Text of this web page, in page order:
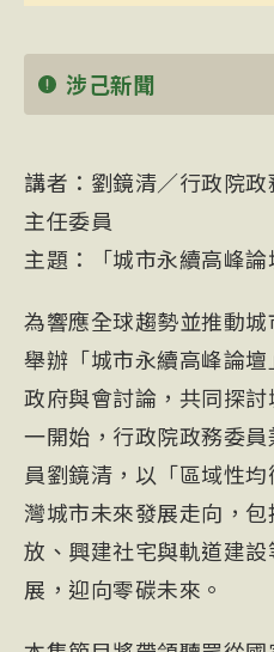
涉己新聞
講者：劉鏡清／行政院
主任委員
主題：「城市永續高峰論
為響應全球趨勢並推動
舉辦「城市永續高峰論
政府與會討論，共同探
一開始，行政院政務委
員劉鏡清 ，以「區域性
灣城市未來發展走向，
放、興建社宅與軌道建
展，迎向零碳未來。